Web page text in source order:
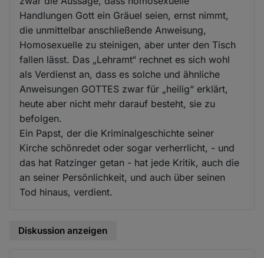
Handlungen Gott ein Gräuel seien, ernst nimmt,
die unmittelbar anschließende Anweisung,
Homosexuelle zu steinigen, aber unter den Tisch
fallen lässt. Das „Lehramt“ rechnet es sich wohl
als Verdienst an, dass es solche und ähnliche
Anweisungen GOTTES zwar für „heilig“ erklärt,
heute aber nicht mehr darauf besteht, sie zu
befolgen.
Ein Papst, der die Kriminalgeschichte seiner
Kirche schönredet oder sogar verherrlicht, - und
das hat Ratzinger getan - hat jede Kritik, auch die
an seiner Persönlichkeit, und auch über seinen
Tod hinaus, verdient.
Diskussion anzeigen